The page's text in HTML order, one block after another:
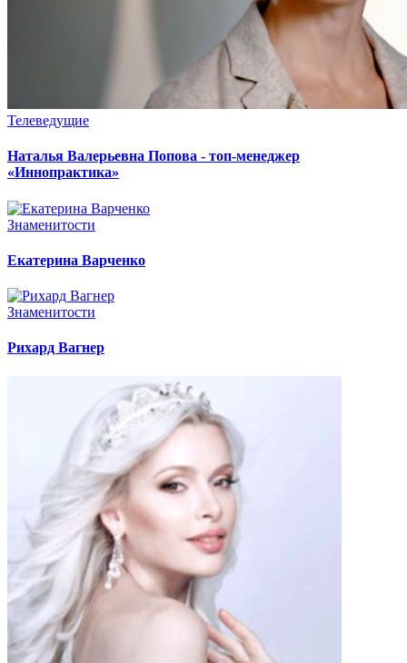
Телеведущие
Наталья Валерьевна Попова - топ-менеджер
«Иннопрактика»
Знаменитости
Екатерина Варченко
Знаменитости
Рихард Вагнер